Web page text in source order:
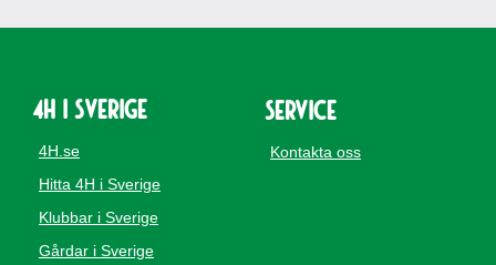
4H i Sverige
4H.se
Hitta 4H i Sverige
Klubbar i Sverige
Gårdar i Sverige
Service
Kontakta oss